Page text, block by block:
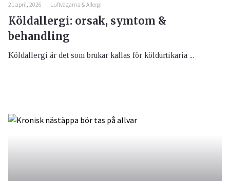
21 april, 2026 Luftvägarna & Allergi
Köldallergi: orsak, symtom &
behandling
Köldallergi är det som brukar kallas för köldurtikaria ...